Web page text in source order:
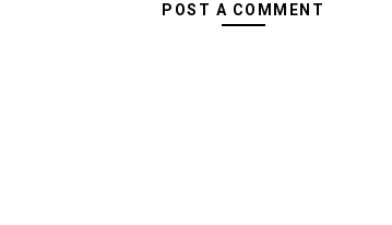
POST A COMMENT